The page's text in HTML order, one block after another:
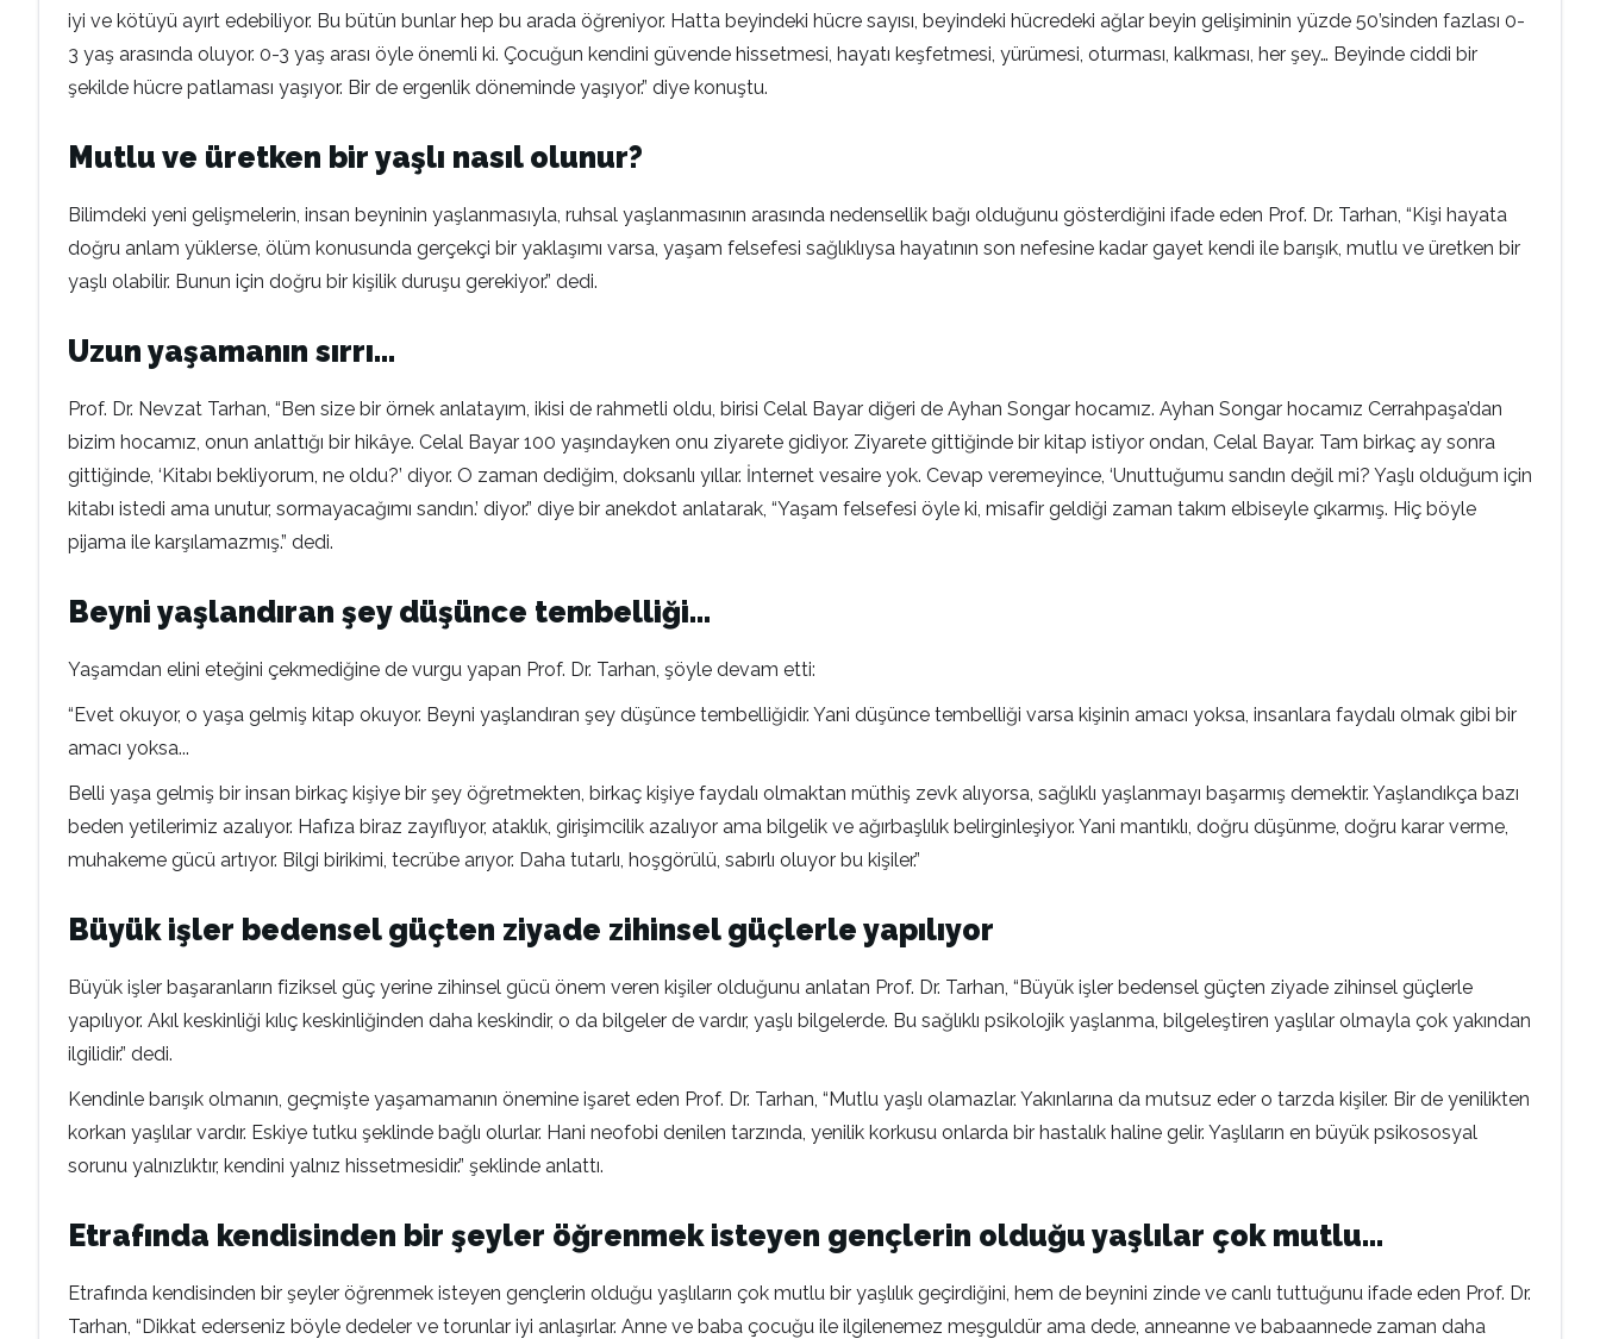
iyi ve kötüyü ayırt edebiliyor. Bu bütün bunlar hep bu arada öğreniyor. Hatta beyindeki hücre sayısı, beyindeki hücredeki ağlar beyin gelişiminin yüzde 50’sinden fazlası 0-
3 yaş arasında oluyor. 0-3 yaş arası öyle önemli ki. Çocuğun kendini güvende hissetmesi, hayatı keşfetmesi, yürümesi, oturması, kalkması, her şey… Beyinde ciddi bir
şekilde hücre patlaması yaşıyor. Bir de ergenlik döneminde yaşıyor.” diye konuştu.
Mutlu ve üretken bir yaşlı nasıl olunur?
Bilimdeki yeni gelişmelerin, insan beyninin yaşlanmasıyla, ruhsal yaşlanmasının arasında nedensellik bağı olduğunu gösterdiğini ifade eden Prof. Dr. Tarhan, “Kişi hayata
doğru anlam yüklerse, ölüm konusunda gerçekçi bir yaklaşımı varsa, yaşam felsefesi sağlıklıysa hayatının son nefesine kadar gayet kendi ile barışık, mutlu ve üretken bir
yaşlı olabilir. Bunun için doğru bir kişilik duruşu gerekiyor.” dedi.
Uzun yaşamanın sırrı…
Prof. Dr. Nevzat Tarhan, “Ben size bir örnek anlatayım, ikisi de rahmetli oldu, birisi Celal Bayar diğeri de Ayhan Songar hocamız. Ayhan Songar hocamız Cerrahpaşa’dan
bizim hocamız, onun anlattığı bir hikâye. Celal Bayar 100 yaşındayken onu ziyarete gidiyor. Ziyarete gittiğinde bir kitap istiyor ondan, Celal Bayar. Tam birkaç ay sonra
gittiğinde, ‘Kitabı bekliyorum, ne oldu?’ diyor. O zaman dediğim, doksanlı yıllar. İnternet vesaire yok. Cevap veremeyince, ‘Unuttuğumu sandın değil mi? Yaşlı olduğum için
kitabı istedi ama unutur, sormayacağımı sandın.’ diyor.” diye bir anekdot anlatarak, “Yaşam felsefesi öyle ki, misafir geldiği zaman takım elbiseyle çıkarmış. Hiç böyle
pijama ile karşılamazmış.” dedi.
Beyni yaşlandıran şey düşünce tembelliği…
Yaşamdan elini eteğini çekmediğine de vurgu yapan Prof. Dr. Tarhan, şöyle devam etti:
“Evet okuyor, o yaşa gelmiş kitap okuyor. Beyni yaşlandıran şey düşünce tembelliğidir. Yani düşünce tembelliği varsa kişinin amacı yoksa, insanlara faydalı olmak gibi bir
amacı yoksa...
Belli yaşa gelmiş bir insan birkaç kişiye bir şey öğretmekten, birkaç kişiye faydalı olmaktan müthiş zevk alıyorsa, sağlıklı yaşlanmayı başarmış demektir. Yaşlandıkça bazı
beden yetilerimiz azalıyor. Hafıza biraz zayıflıyor, ataklık, girişimcilik azalıyor ama bilgelik ve ağırbaşlılık belirginleşiyor. Yani mantıklı, doğru düşünme, doğru karar verme,
muhakeme gücü artıyor. Bilgi birikimi, tecrübe arıyor. Daha tutarlı, hoşgörülü, sabırlı oluyor bu kişiler.”
Büyük işler bedensel güçten ziyade zihinsel güçlerle yapılıyor
Büyük işler başaranların fiziksel güç yerine zihinsel gücü önem veren kişiler olduğunu anlatan Prof. Dr. Tarhan, “Büyük işler bedensel güçten ziyade zihinsel güçlerle
yapılıyor. Akıl keskinliği kılıç keskinliğinden daha keskindir, o da bilgeler de vardır, yaşlı bilgelerde. Bu sağlıklı psikolojik yaşlanma, bilgeleştiren yaşlılar olmayla çok yakından
ilgilidir.” dedi.
Kendinle barışık olmanın, geçmişte yaşamamanın önemine işaret eden Prof. Dr. Tarhan, “Mutlu yaşlı olamazlar. Yakınlarına da mutsuz eder o tarzda kişiler. Bir de yenilikten
korkan yaşlılar vardır. Eskiye tutku şeklinde bağlı olurlar. Hani neofobi denilen tarzında, yenilik korkusu onlarda bir hastalık haline gelir. Yaşlıların en büyük psikososyal
sorunu yalnızlıktır, kendini yalnız hissetmesidir.” şeklinde anlattı.
Etrafında kendisinden bir şeyler öğrenmek isteyen gençlerin olduğu yaşlılar çok mutlu…
Etrafında kendisinden bir şeyler öğrenmek isteyen gençlerin olduğu yaşlıların çok mutlu bir yaşlılık geçirdiğini, hem de beynini zinde ve canlı tuttuğunu ifade eden Prof. Dr.
Tarhan, “Dikkat ederseniz böyle dedeler ve torunlar iyi anlaşırlar. Anne ve baba çocuğu ile ilgilenemez meşguldür ama dede, anneanne ve babaannede zaman daha